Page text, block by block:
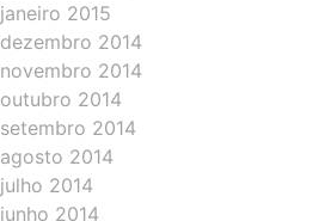
janeiro 2015
dezembro 2014
novembro 2014
outubro 2014
setembro 2014
agosto 2014
julho 2014
junho 2014